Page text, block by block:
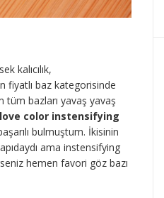
kalıcılık,
fiyatlı baz kategorisinde
tüm bazları yavaş yavaş
color instensifying
bulmuştum. İkisinin
ama instensifying
hemen favori göz bazı